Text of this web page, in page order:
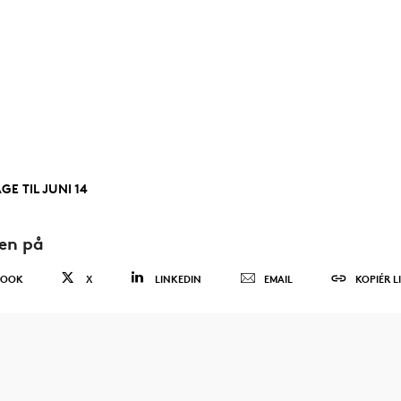
TIL JUNI 14
på
X LINKEDIN EMAIL KOPIÉR